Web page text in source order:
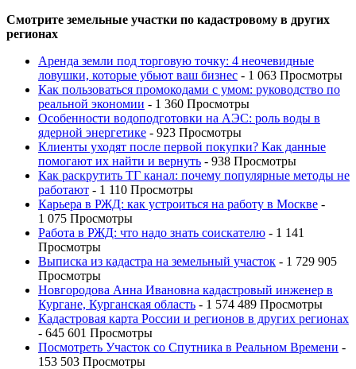
Смотрите земельные участки по кадастровому в других
регионах
Аренда земли под торговую точку: 4 неочевидные
ловушки, которые убьют ваш бизнес - 1 063 Просмотры
Как пользоваться промокодами с умом: руководство по
реальной экономии - 1 360 Просмотры
Особенности водоподготовки на АЭС: роль воды в
ядерной энергетике - 923 Просмотры
Клиенты уходят после первой покупки? Как данные
помогают их найти и вернуть - 938 Просмотры
Как раскрутить ТГ канал: почему популярные методы не
работают - 1 110 Просмотры
Карьера в РЖД: как устроиться на работу в Москве -
1 075 Просмотры
Работа в РЖД: что надо знать соискателю - 1 141
Просмотры
Выписка из кадастра на земельный участок - 1 729 905
Просмотры
Новгородова Анна Ивановна кадастровый инженер в
Кургане, Курганская область - 1 574 489 Просмотры
Кадастровая карта России и регионов в других регионах
- 645 601 Просмотры
Посмотреть Участок со Спутника в Реальном Времени -
153 503 Просмотры